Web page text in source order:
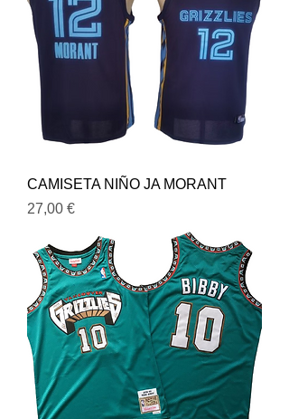
CAMISETA NIÑO JA MORANT
Precio
27,00 €